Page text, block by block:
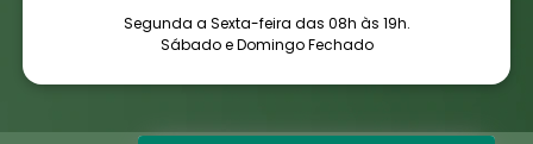
Segunda a Sexta-feira das 08h às 19h.
Sábado e Domingo Fechado